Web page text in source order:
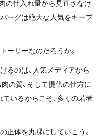
の仕入れ量から見直さなけ
ーグは絶大な人気をキープ
ーリーなのだろうか。
るのは、人気メディアから
の質、そして提供の仕方に
いるからこそ、多くの若者
正体を丸裸にしていこう。